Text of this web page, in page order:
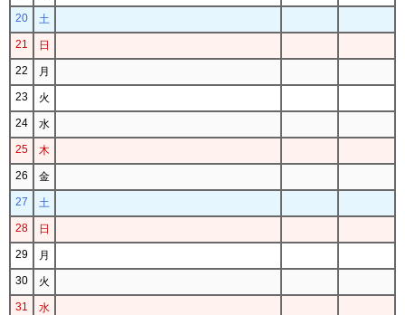
20
土
21
日
22
月
23
火
24
水
25
木
26
金
27
土
28
日
29
月
30
火
31
水